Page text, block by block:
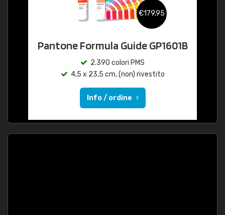
€179,95
Pantone Formula Guide GP1601B
2.390 colori PMS
4,5 x 23,5 cm, (non) rivestito
Info / ordine